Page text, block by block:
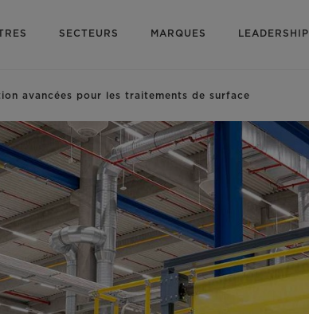
SECTEURS MARQUES LEADERSHIP
avancées pour les traitements de surface